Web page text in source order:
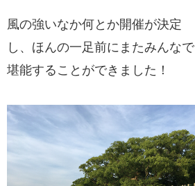
風の強いなか何とか開催が決定
し、ほんの一足前にまたみんなで
堪能することができました！